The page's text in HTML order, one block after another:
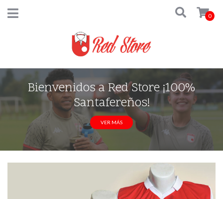
0
Bienvenidos a Red Store ¡100%
Santafereños!
VER MÁS